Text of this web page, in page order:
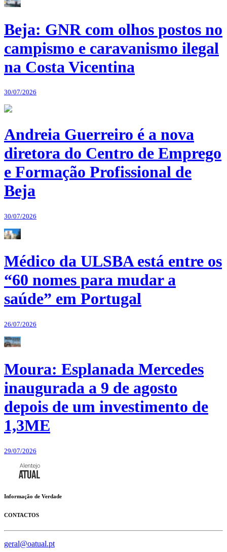
Beja: GNR com olhos postos no
campismo e caravanismo ilegal
na Costa Vicentina
30/07/2026
Andreia Guerreiro é a nova
diretora do Centro de Emprego
e Formação Profissional de
Beja
30/07/2026
Médico da ULSBA está entre os
“60 nomes para mudar a
saúde” em Portugal
26/07/2026
Moura: Esplanada Mercedes
inaugurada a 9 de agosto
depois de um investimento de
1,3ME
29/07/2026
Informação de Verdade
CONTACTOS
geral@oatual.pt